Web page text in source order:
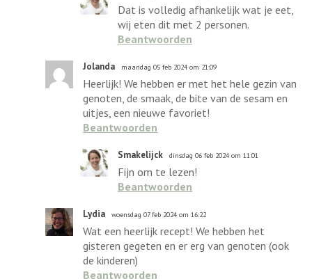
Dat is volledig afhankelijk wat je eet,
wij eten dit met 2 personen.
Beantwoorden
Jolanda maandag 05 feb 2024 om 21:09
Heerlijk! We hebben er met het hele gezin van
genoten, de smaak, de bite van de sesam en
uitjes, een nieuwe favoriet!
Beantwoorden
Smakelijck dinsdag 06 feb 2024 om 11:01
Fijn om te lezen!
Beantwoorden
Lydia woensdag 07 feb 2024 om 16:22
Wat een heerlijk recept! We hebben het
gisteren gegeten en er erg van genoten (ook
de kinderen)
Beantwoorden